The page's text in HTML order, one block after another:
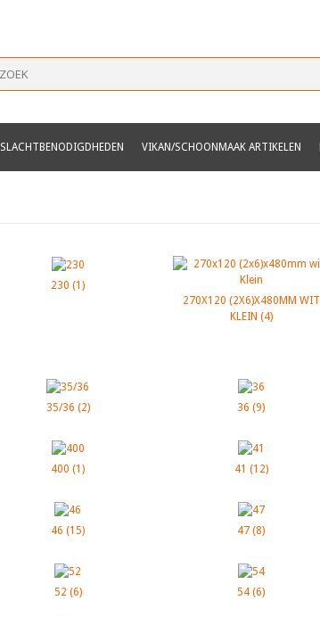
SLACHTBENODIGDHEDEN VIKAN/SCHOONMAAK ARTIKELEN
230(1)
270X120 (2X6)X480MM WIT
KLEIN (4)
35/36 (2) 36(9)
400(1) 41 (12)
46(15) 47(8)
52 (6) 54(6)